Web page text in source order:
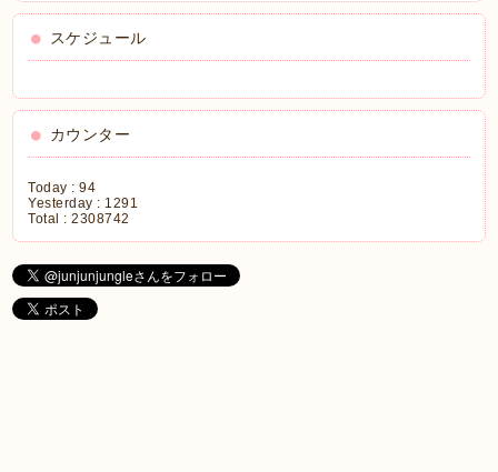
スケジュール
カウンター
Today :94
Yesterday : 1291
Total :2308742